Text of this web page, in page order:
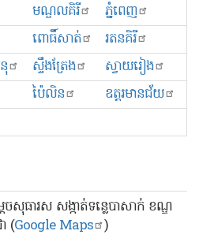
មណ្ឌលគិរី
ភ្នំពេញ
ពោធិ៍សាត់
រតនគិរី
ស្ទឹងត្រែង
ស្វាយរៀង
ប៉ៃលិន
ឧត្ដរមានជ័យ
ចសុធារស សង្កាត់ទន្លេបាសាក់ ខណ្ឌ
(Google Maps )